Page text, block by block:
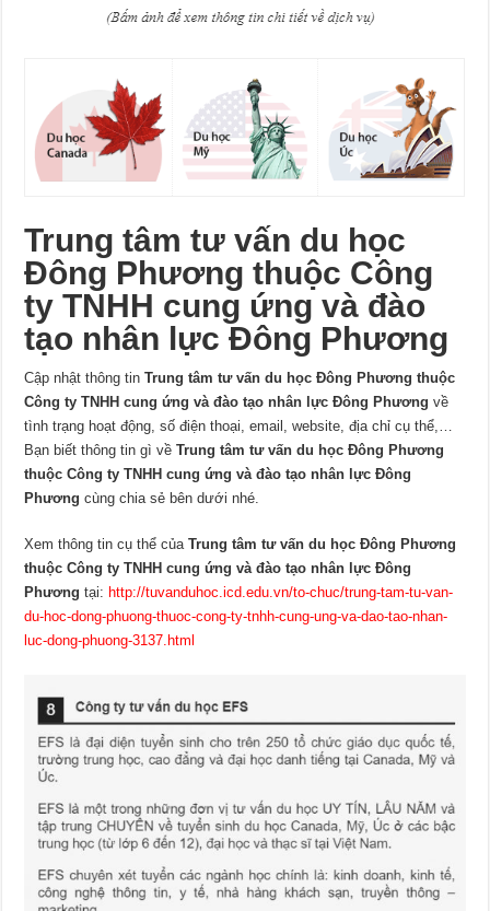
Trung tâm tư vấn du học
Đông Phương thuộc Công
ty TNHH cung ứng và đào
tạo nhân lực Đông Phương
Cập nhật thông tinTrung tâm tư vấn du học Đông Phương thuộc
Công ty TNHH cung ứng và đào tạo nhân lực Đông Phương về
tình trạng hoạt động, số điện thoại, email, website, địa chỉ cụ thể,…
Bạn biết thông tin gì vềTrung tâm tư vấn du học Đông Phương
thuộc Công ty TNHH cung ứng và đào tạo nhân lực Đông
Phương cùng chia sẻ bên dưới nhé.
Xem thông tin cụ thể củaTrung tâm tư vấn du học Đông Phương
thuộc Công ty TNHH cung ứng và đào tạo nhân lực Đông
Phương tại: http://tuvanduhoc.icd.edu.vn/to-chuc/trung-tam-tu-van-
du-hoc-dong-phuong-thuoc-cong-ty-tnhh-cung-ung-va-dao-tao-nhan-
luc-dong-phuong-3137.html